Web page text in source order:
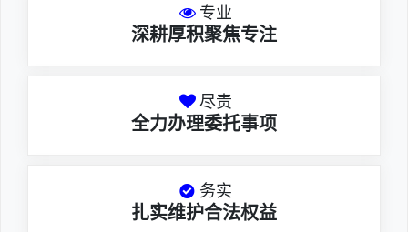
专业
深耕厚积聚焦专注
尽责
全力办理委托事项
务实
扎实维护合法权益